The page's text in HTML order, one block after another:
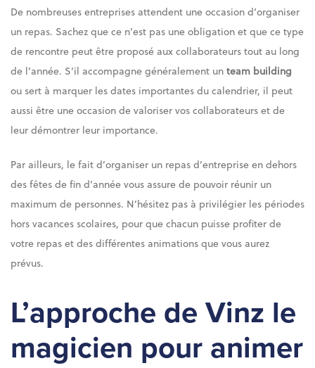
De nombreuses entreprises attendent une occasion d’organiser
un repas. Sachez que ce n’est pas une obligation et que ce type
de rencontre peut être proposé aux collaborateurs tout au long
de l’année. S’il accompagne généralement unteam building
ou sert à marquer les dates importantes du calendrier, il peut
aussi être une occasion de valoriser vos collaborateurs et de
leur démontrer leur importance.
Par ailleurs, le fait d’organiser un repas d’entreprise en dehors
des fêtes de fin d’année vous assure de pouvoir réunir un
maximum de personnes. N’hésitez pas à privilégier les périodes
hors vacances scolaires, pour que chacun puisse profiter de
votre repas et des différentes animations que vous aurez
prévus.
L’approche de Vinz le
magicien pour animer